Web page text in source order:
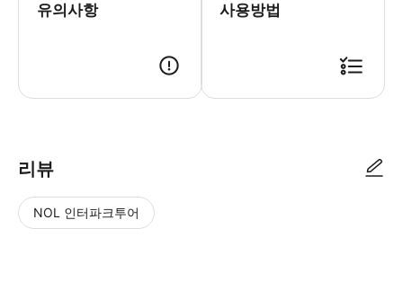
유의사항 사용방법
리뷰
NOL 인터파크투어